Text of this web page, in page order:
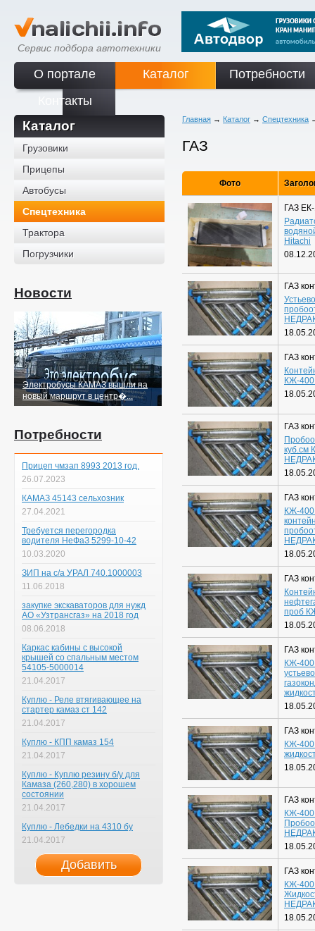
Сервис подбора автотехники
О портале Каталог
Потребности
Контакты
Каталог
Грузовики
Прицепы
Автобусы
Спецтехника
Трактора
Погрузчики
Новости
Электробусы КАМАЗ вышли на
новый маршрут в центр�...
Потребности
Прицеп чмзап 8993 2013 год.
26.07.2023
КАМАЗ 45143 сельхозник
27.04.2021
Требуется перегородка
водителя НеФаЗ 5299-10-42
10.03.2020
ЗИП на с/а УРАЛ 740.1000003
11.06.2018
закупке экскаваторов для нужд
АО «Узтрансгаз» на 2018 год
08.06.2018
Каркас кабины с высокой
крышей со спальным местом
54105-5000014
21.04.2017
Куплю - Реле втягивающее на
стартер камаз ст 142
21.04.2017
Куплю - КПП камаз 154
21.04.2017
Куплю - Куплю резину б/у для
Камаза (260,280) в хорошем
состоянии
21.04.2017
Куплю - Лебедки на 4310 бу
21.04.2017
Добавить
Главная → Каталог → Спецтехника
ГАЗ
Фото
ГАЗ
Hitachi
ГАЗ
ГАЗ
КЖ-
ГАЗ
куб.см
ГАЗ
КЖ-400
ГАЗ
проб
ГАЗ
КЖ-
ГАЗ
КЖ-
ГАЗ
КЖ-
ГАЗ
КЖ-